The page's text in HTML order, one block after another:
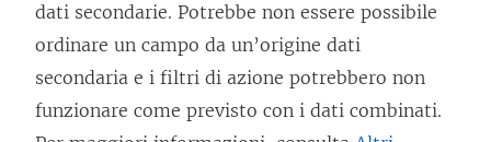
dati secondarie. Potrebbe non essere possibile
ordinare un campo da un’origine dati
secondaria e i filtri di azione potrebbero non
funzionare come previsto con i dati combinati.